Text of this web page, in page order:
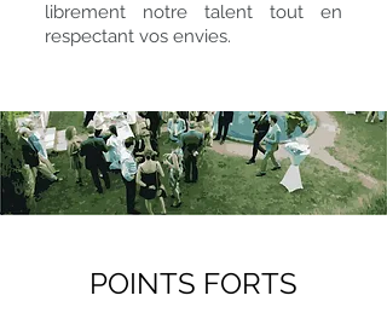
librement notre talent tout en
respectant vos envies.
POINTS FORTS